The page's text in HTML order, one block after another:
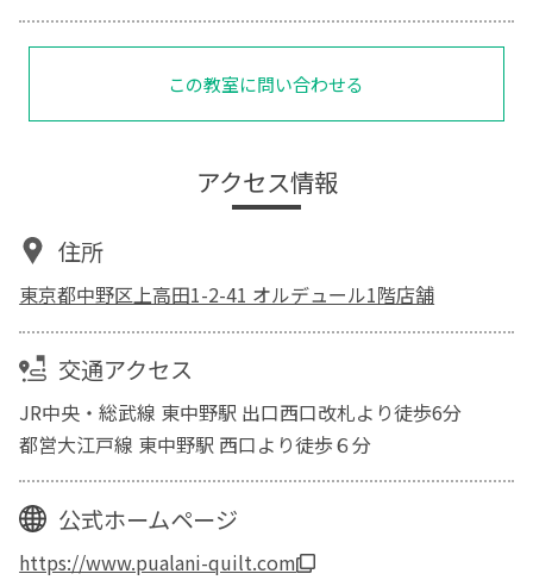
この教室に問い合わせる
アクセス情報
住所
東京都中野区上高田1-2-41 オルデュール1階店舗
交通アクセス
JR中央・総武線 東中野駅 出口西口改札より徒歩6分
都営大江戸線 東中野駅 西口より徒歩６分
公式ホームページ
https://www.pualani-quilt.com